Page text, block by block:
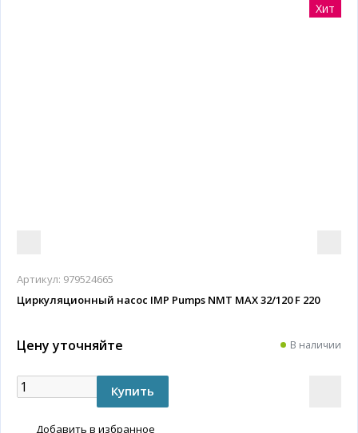
Хит
Артикул: 979524665
Циркуляционный насос IMP Pumps NMT MAX 32/120 F 220
Цену уточняйте В наличии
Добавить в избранное